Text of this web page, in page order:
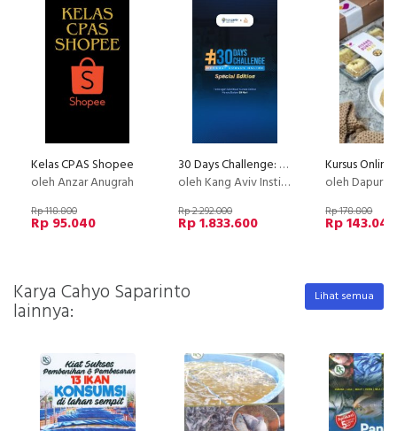
Kelas CPAS Shopee
oleh Anzar Anugrah
Rp 118.800
Rp 95.040
30 Days Challenge: Membuat Kursus Online
oleh Kang Aviv Institute
Rp 2.292.000
Rp 1.833.600
oleh Dapur
Rp 178.800
Rp 143.040
Karya Cahyo Saparinto
lainnya:
Lihat semua